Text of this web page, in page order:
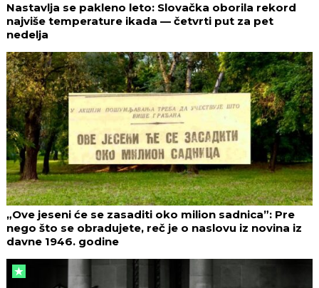
Nastavlja se pakleno leto: Slovačka oborila rekord
najviše temperature ikada — četvrti put za pet
nedelja
„Ove jeseni će se zasaditi oko milion sadnica”: Pre
nego što se obradujete, reč je o naslovu iz novina iz
davne 1946. godine